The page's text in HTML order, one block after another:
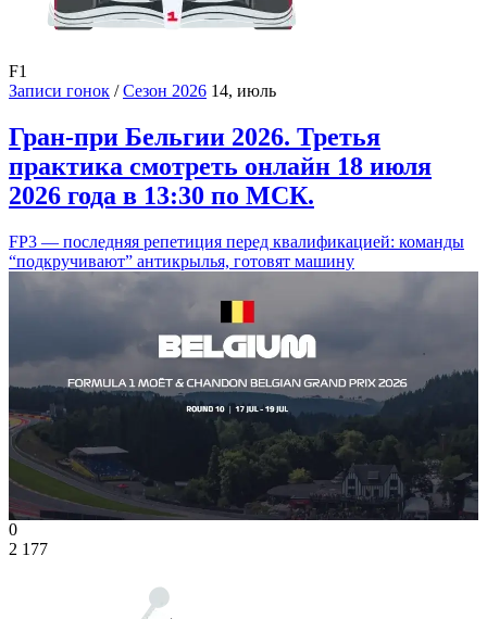
F1
Записи гонок /Сезон 2026 14, июль
Гран-при Бельгии 2026. Третья
практика смотреть онлайн 18 июля
2026 года в 13:30 по МСК.
FP3 — последняя репетиция перед квалификацией: команды
“подкручивают” антикрылья, готовят машину
0
2 177